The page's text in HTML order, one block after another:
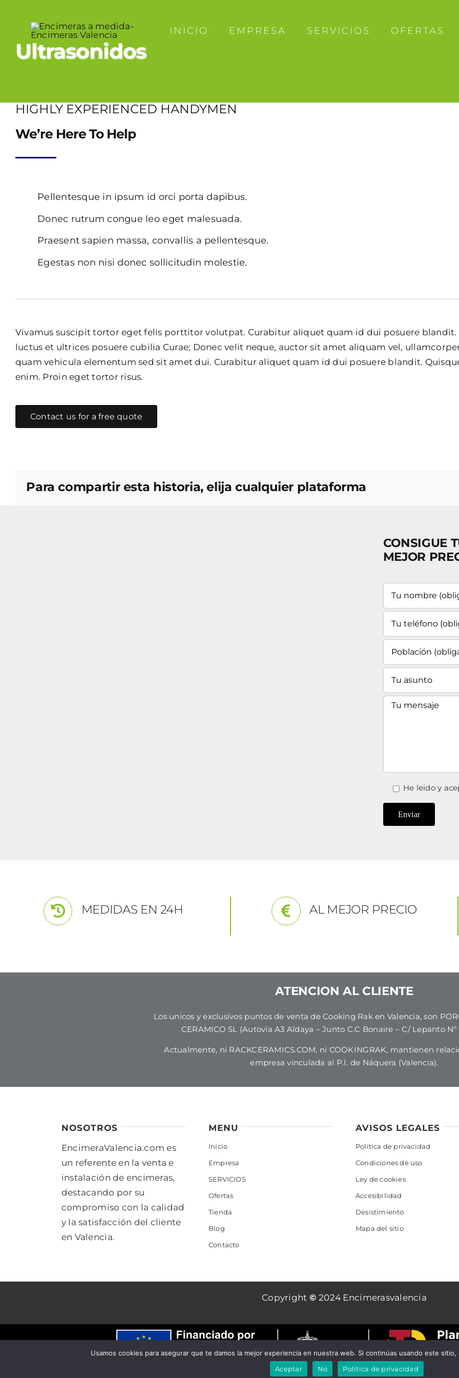
contenido
INICIO EMPRESA SERVICIOS OFERTAS
Ultrasonidos
HIGHLY EXPERIENCED HANDYMEN
We’re Here To Help
Pellentesque in ipsum id orci porta dapibus.
Donec rutrum congue leo eget malesuada.
Praesent sapien massa, convallis a pellentesque.
Egestas non nisi donec sollicitudin molestie.
Vivamus suscipit tortor eget felis porttitor volutpat. Curabitur aliquet quam id dui posuere
luctus et ultrices posuere cubilia Curae; Donec velit neque, auctor sit amet aliquam vel,
quam vehicula elementum sed sit amet dui. Curabitur aliquet quam id dui posuere blandit.
enim. Proin eget tortor risus.
Contact us for a free quote
Para compartir esta historia, elija cualquier plataforma
CONSIGUE
MEJOR
He leido y
MEDIDAS EN 24H AL MEJOR PRECIO
ATENCION AL CLIENTE
Los unicos y exclusivos puntos de venta de Cooking Rak en Valencia, son
CERAMICO SL (Autovía A3 Aldaya – Junto C.C Bonaire – C/ Lepanto Nº
Actualmente, ni RACKCERAMICS.COM, ni COOKINGRAK, mantienen
empresa vinculada al P.I. de Náquera (Valencia).
NOSOTROS
EncimeraValencia.com es
un referente en la venta e
instalación de encimeras,
destacando por su
compromiso con la calidad
y la satisfacción del cliente
en Valencia.
MENU
Inicio
Empresa
SERVICIOS
Ofertas
Tienda
Blog
Contacto
AVISOS LEGALES
Política de privacidad
Condiciones de uso
Ley de cookies
Accesibilidad
Desistimiento
Mapa del sitio
Copyright ©2024 Encimerasvalencia
Usamos cookies para asegurar que te damos la mejor experiencia en nuestra web. Si continúas usando este
Aceptar
No Política de privacidad